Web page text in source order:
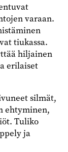
varaan.
tiukassa.
hiljainen
erilaiset
silmät,
ehtyminen,
Tuliko
ja